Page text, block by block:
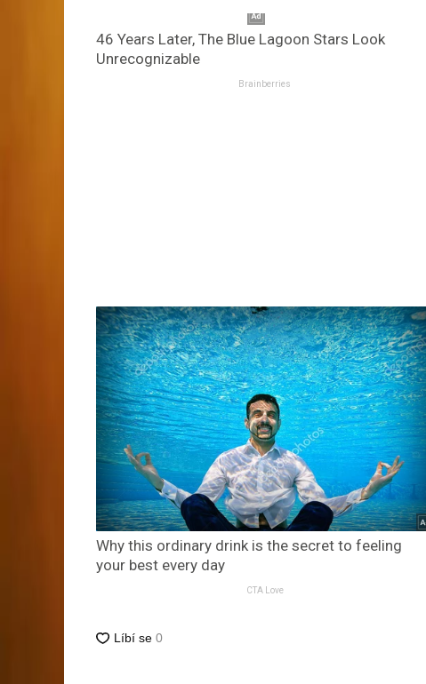
46 Years Later, The Blue Lagoon Stars Look
Unrecognizable
Brainberries
Why this ordinary drink is the secret to feeling
your best every day
CTA Love